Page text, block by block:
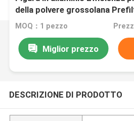
della polvere grossolana
MOQ：1 pezzo
Miglior prezzo
DESCRIZIONE DI PRODOTTO